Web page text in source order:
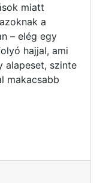
miatt
a
– elég egy
hajjal, ami
alapeset, szinte
makacsabb